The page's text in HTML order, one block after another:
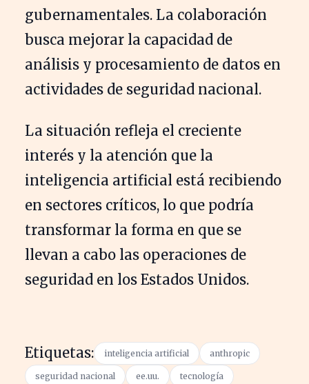
gubernamentales. La colaboración
busca mejorar la capacidad de
análisis y procesamiento de datos en
actividades de seguridad nacional.
La situación refleja el creciente
interés y la atención que la
inteligencia artificial está recibiendo
en sectores críticos, lo que podría
transformar la forma en que se
llevan a cabo las operaciones de
seguridad en los Estados Unidos.
Etiquetas: inteligencia artificial anthropic
seguridad nacional ee.uu. tecnología